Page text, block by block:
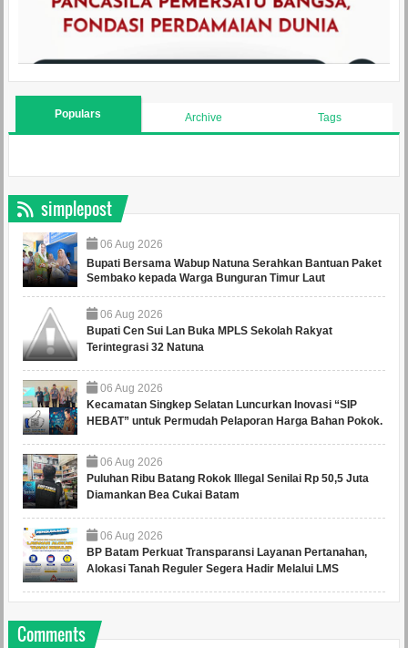
Populars Archive Tags
simplepost
06 Aug 2026
Bupati Bersama Wabup Natuna Serahkan Bantuan Paket
Sembako kepada Warga Bunguran Timur Laut
06 Aug 2026
Bupati Cen Sui Lan Buka MPLS Sekolah Rakyat
Terintegrasi 32 Natuna
06 Aug 2026
Kecamatan Singkep Selatan Luncurkan Inovasi “SIP
HEBAT” untuk Permudah Pelaporan Harga Bahan Pokok.
06 Aug 2026
Puluhan Ribu Batang Rokok Illegal Senilai Rp 50,5 Juta
Diamankan Bea Cukai Batam
06 Aug 2026
BP Batam Perkuat Transparansi Layanan Pertanahan,
Alokasi Tanah Reguler Segera Hadir Melalui LMS
Comments